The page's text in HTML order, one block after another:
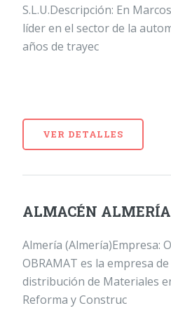
S.L.U.Descripción: En
líder en el sector de la
años de trayec
VER DETALLES
ALMACÉN
Almería (Almería)Empresa:
OBRAMAT es la empresa
distribución de Materiales
Reforma y Construc